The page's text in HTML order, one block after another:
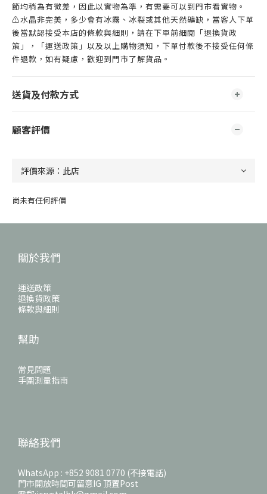
節均稍為有微差，因此以實物為準，有需要可以到門市看實物。
⚠️水晶非完美，多少會有冰霧、冰裂或其他天然礦缺，當客人下單
後當默認接受本店的條款與細則，請在下單前細閱「退換貨政
策」，「運送政策」以及以上購物須知，下單付款後不接受任何條
件退款，如有疑慮，歡迎到門市了解貨品。
送貨及付款方式
顧客評價
尚未有任何評價
關於我們
運送政策
退換貨政策
條款與細則
幫助
常見問題
手圍測量指南
聯絡我們
WhatsApp : +852 9081 0770 (不接電話)
門市開放時間可留意IG 頂置Post